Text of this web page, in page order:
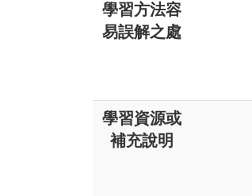
學習方法容
易誤解之處
學習資源或
補充說明